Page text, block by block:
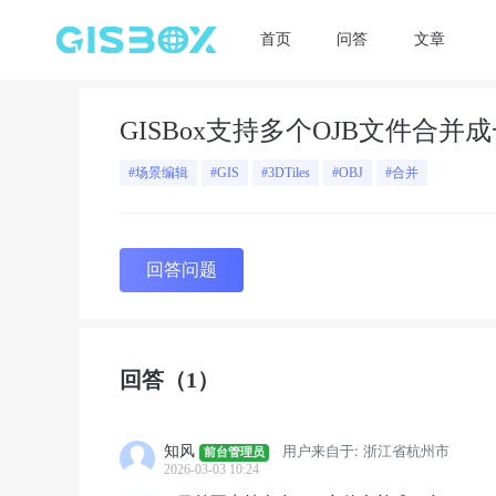
首页 问答 文章
GISBox支持多个OJB文件合并
#场景编辑 #GIS #3DTiles #OBJ #合并
回答问题
回答 （1）
知风 前台管理员 用户来自于: 浙江省杭州市
2026-03-03 10:24